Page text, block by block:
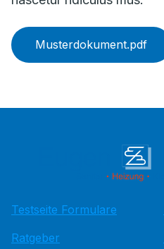
Musterdokument.pdf
Testseite Formulare
Ratgeber